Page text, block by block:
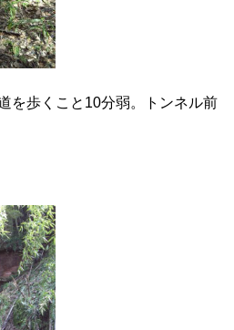
を歩くこと10分弱。トンネル前